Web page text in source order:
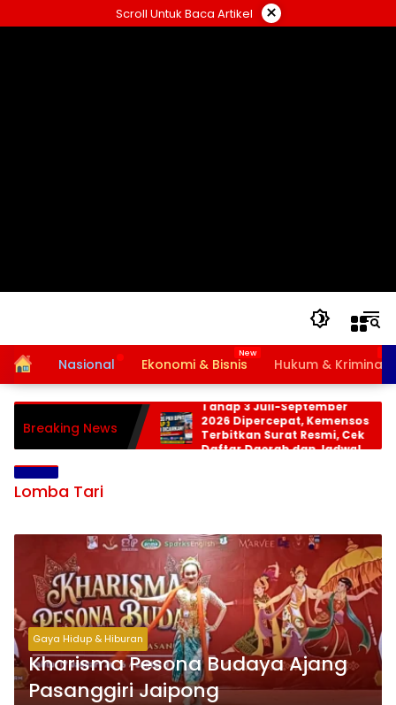
ke
Scroll Untuk Baca Artikel ×
HomeNasional Ekonomi & Bisnis Hukum & Kriminal
Breaking News
Bansos PKH dan BPNT
Tahap 3 Juli-September
2026 Dipercepat, Kemensos
Terbitkan Surat Resmi, Cek
Daftar Daerah dan Jadwal
Lomba Tari
Gaya Hidup & Hiburan
Kharisma Pesona Budaya Ajang
Pasanggiri Jaipong